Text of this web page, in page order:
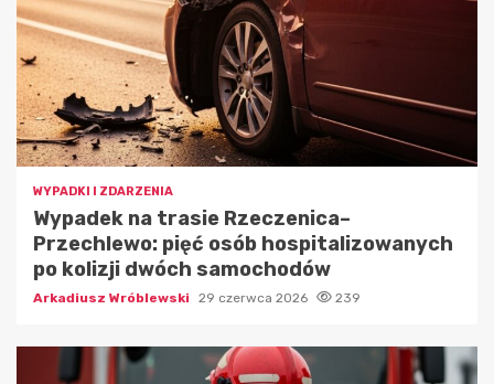
WYPADKI I ZDARZENIA
Wypadek na trasie Rzeczenica–
Przechlewo: pięć osób hospitalizowanych
po kolizji dwóch samochodów
Arkadiusz Wróblewski 29 czerwca 2026 239